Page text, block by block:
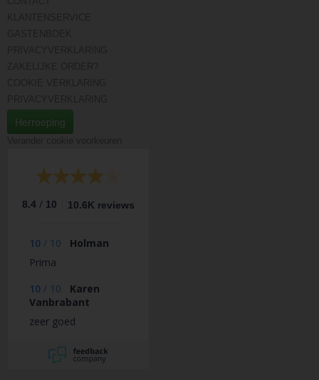
Herroeping
8.4 / 10 10.6K reviews
10 / 10
Holman
Prima
10 / 10
Karen
Vanbrabant
zeer goed